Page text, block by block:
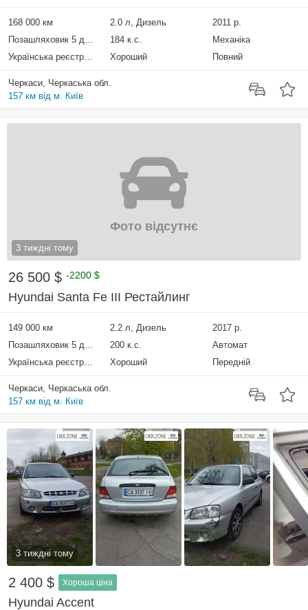
168 000 км 2.0 л, Дизель
2011 р.
Позашляховик 5 дверей
184 к.с.
Механіка
Українська реєстрація
Хороший Повний
Черкаси, Черкаська обл.
157 км від м. Київ
3 тиждні тому
Фото відсутнє
26 500 $ -2200 $
Hyundai Santa Fe III Рестайлинг
149 000 км 2.2 л, Дизель
2017 р.
Позашляховик 5 дверей
200 к.с.
Автомат
Українська реєстрація
Хороший Передній
Черкаси, Черкаська обл.
157 км від м. Київ
3 тиждні тому
2 400 $ Хороша ціна
Hyundai Accent